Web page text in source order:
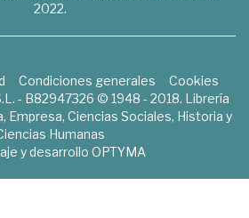
2022.
Condiciones generales
Cookies
- B82947326 © 1948 - 2018. Librería
Empresa, Ciencias Sociales, Historia y
Humanas
y desarrollo OPTYMA